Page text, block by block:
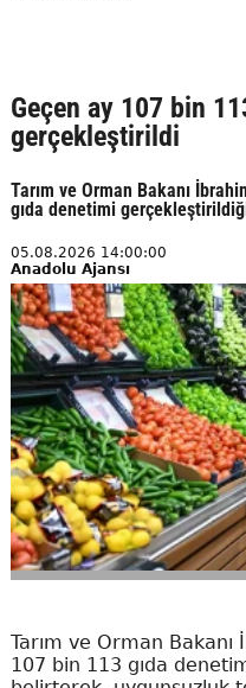
Geçen ay 107 bin
gerçekleştirildi
Tarım ve Orman Bakanı
gıda denetimi
05.08.2026 14:00:00
Anadolu Ajansı
Tarım ve Orman
107 bin 113 gıda